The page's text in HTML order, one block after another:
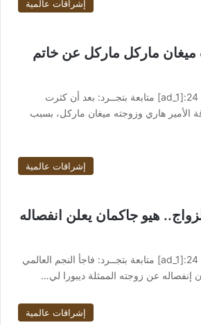
إشراقات عالمية
ماركل ماركل عن خاتم
من صحيفة اشراق العالم 24:[ad_1] متابعة بتجــرد: بعد أن كثرت
الأمير هاري وزوجته ميغان ماركل، بسبب
إشراقات عالمية
الزواج.. هيو جاكمان يعلن انفصاله
من صحيفة اشراق العالم 24:[ad_1] متابعة بتجــرد: فاجأ النجم العالمي
إنفصاله عن زوجته الممثلة ديبورا لي…
إشراقات عالمية